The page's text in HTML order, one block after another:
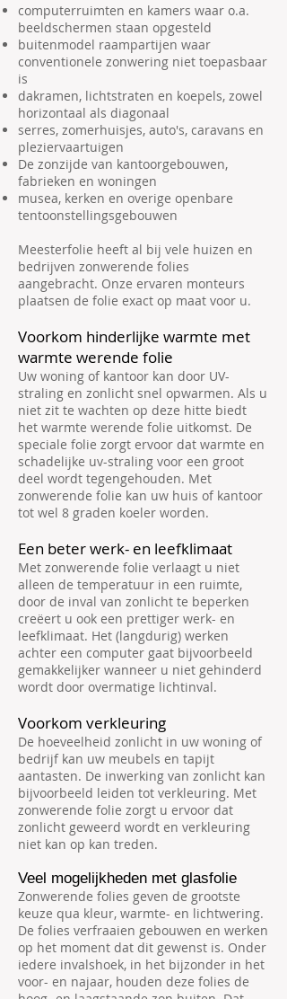
computerruimten en kamers waar o.a.
beeldschermen staan opgesteld
buitenmodel raampartijen waar
conventionele zonwering niet toepasbaar
is
dakramen, lichtstraten en koepels, zowel
horizontaal als diagonaal
serres, zomerhuisjes, auto's, caravans en
pleziervaartuigen
De zonzijde van kantoorgebouwen,
fabrieken en woningen
musea, kerken en overige openbare
tentoonstellingsgebouwen
Meesterfolie heeft al bij vele huizen en
bedrijven zonwerende folies
aangebracht. Onze ervaren monteurs
plaatsen de folie exact op maat voor u.
Voorkom hinderlijke warmte met
warmte werende folie
Uw woning of kantoor kan door UV-
straling en zonlicht snel opwarmen. Als u
niet zit te wachten op deze hitte biedt
het warmte werende folie uitkomst. De
speciale folie zorgt ervoor dat warmte en
schadelijke uv-straling voor een groot
deel wordt tegengehouden. Met
zonwerende folie kan uw huis of kantoor
tot wel 8 graden koeler worden.
Een beter werk- en leefklimaat
Met zonwerende folie verlaagt u niet
alleen de temperatuur in een ruimte,
door de inval van zonlicht te beperken
creëert u ook een prettiger werk- en
leefklimaat. Het (langdurig) werken
achter een computer gaat bijvoorbeeld
gemakkelijker wanneer u niet gehinderd
wordt door overmatige lichtinval.
Voorkom verkleuring
De hoeveelheid zonlicht in uw woning of
bedrijf kan uw meubels en tapijt
aantasten. De inwerking van zonlicht kan
bijvoorbeeld leiden tot verkleuring. Met
zonwerende folie zorgt u ervoor dat
zonlicht geweerd wordt en verkleuring
niet kan op kan treden.
Veel mogelijkheden met glasfolie
Zonwerende folies geven de grootste
keuze qua kleur, warmte- en lichtwering.
De folies verfraaien gebouwen en werken
op het moment dat dit gewenst is. Onder
iedere invalshoek, in het bijzonder in het
voor- en najaar, houden deze folies de